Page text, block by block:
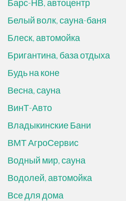
Барс-НВ, автоцентр
Белый волк, сауна-баня
Блеск, автомойка
Бригантина, база отдыха
Будь на коне
Весна, сауна
ВинТ-Авто
Владыкинские Бани
ВМТ АгроСервис
Водный мир, сауна
Водолей, автомойка
Все для дома